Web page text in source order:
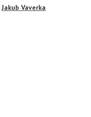
Jakub Vaverka